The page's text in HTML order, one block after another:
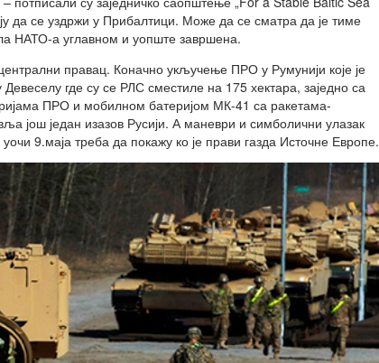
да се уздржи у Прибалтици. Може да се сматра да је тиме
НАТО-а углавном и уопште завршена.
правац. Коначно укључење ПРО у Румунији које је
где су се РЛС сместиле на 175 хектара, заједно са
ПРО и мобилном батеријом МК-41 са ракетама-
још један изазов Русији. А маневри и симболични улазак
9.маја треба да покажу ко је прави газда Источне Европе.